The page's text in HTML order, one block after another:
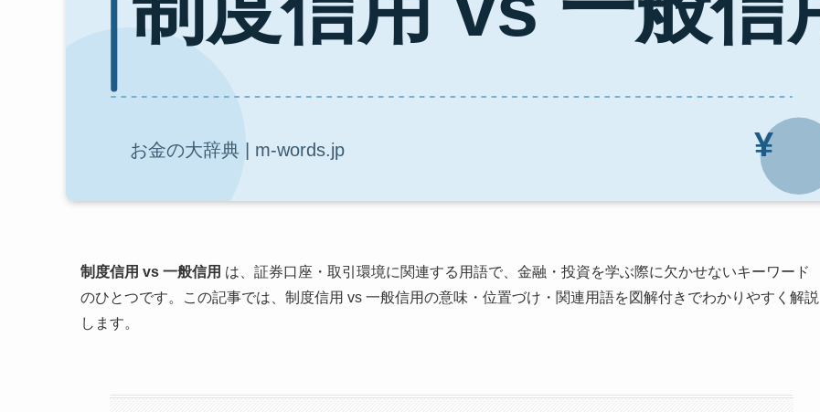
制度信用 vs 一般信用 は、証券口座・取引環境に関連する用語で、金融・投資を学ぶ際に欠かせないキーワード
のひとつです。この記事では、制度信用 vs 一般信用の意味・位置づけ・関連用語を図解付きでわかりやすく解説
します。